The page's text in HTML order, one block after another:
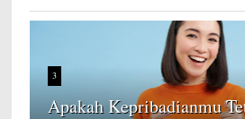
3
Apakah Kepribadianmu